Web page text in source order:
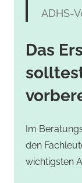
ADHS-
Das
Im
den
wichtigsten